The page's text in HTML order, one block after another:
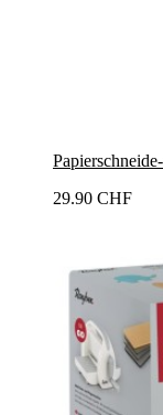
29.90 CHF